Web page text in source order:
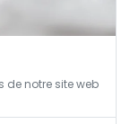
de notre site web